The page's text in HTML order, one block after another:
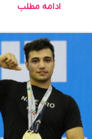
ادامه مطلب